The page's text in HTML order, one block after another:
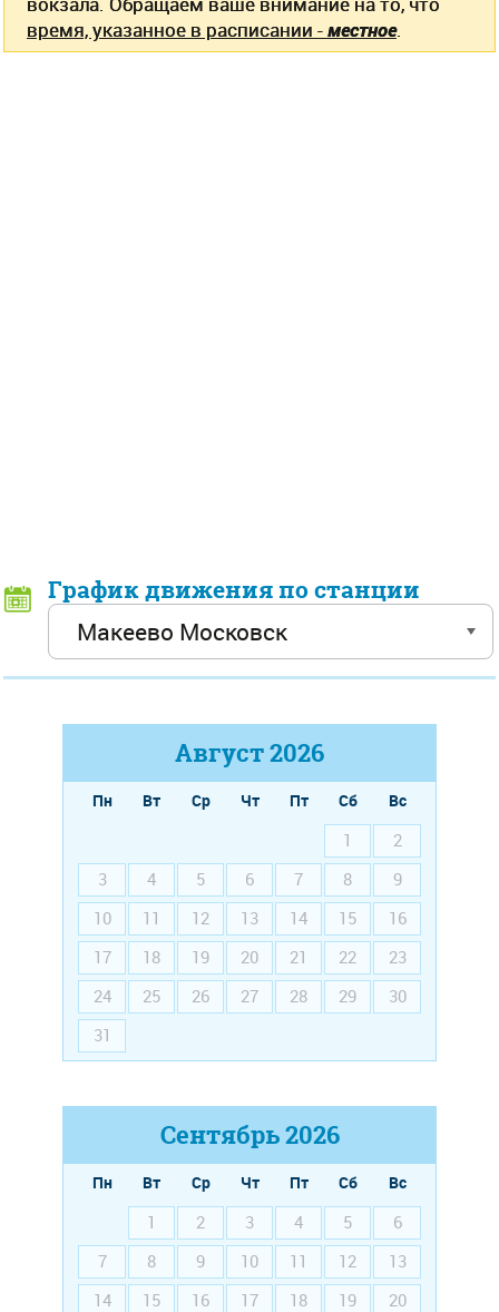
время, указанное в расписании -местное.
График движения по станции
Август2026
Пн Вт Ср Чт Пт Сб
Вс
1
2
3
4 5 6 7 8
9
10
11 12 13 14 15
16
17
18 19 20 21 22
23
24
25 26 27 28 29
30
31
Сентябрь2026
Пн Вт Ср Чт Пт Сб
Вс
1
2 3 4 5
6
7
8 9 10 11 12
13
14
15 16 17 18 19
20